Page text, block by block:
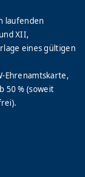
laufenden
XII,
eines gültigen
Ehrenamtskarte,
50 % (soweit